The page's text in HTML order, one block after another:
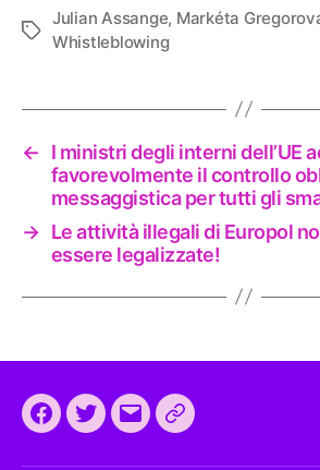
Tag
Julian Assange, Markéta
Whistleblowing
←
I ministri degli interni dell’UE
favorevolmente il controllo
messaggistica per tutti gli
→ Le attività illegali di Europol
essere legalizzate!
Facebook
TwitterEmailCEEP